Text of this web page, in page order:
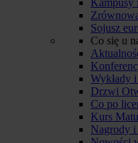
Sojusz
Co się u
Wykłady
Drzwi
Co po
Kurs
Nagrody